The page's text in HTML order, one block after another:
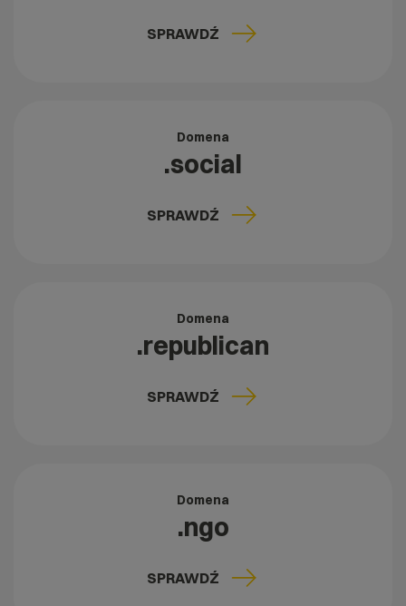
SPRAWDŹ
Domena
.social
SPRAWDŹ
Domena
.republican
SPRAWDŹ
Domena
.ngo
SPRAWDŹ